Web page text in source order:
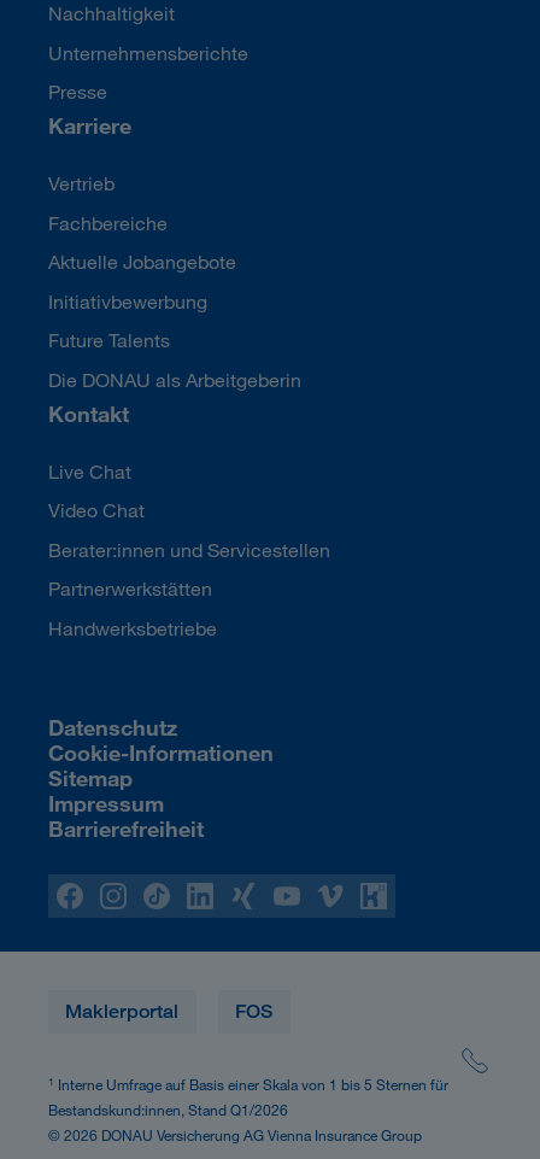
Maklerportal FOS
1 Interne Umfrage auf Basis einer Skala von 1 bis 5 Sternen für
Bestandskund:innen, Stand Q1/2026
© 2026 DONAU Versicherung AG Vienna Insurance Group
Nachhaltigkeit
Unternehmensberichte
Presse
Karriere
Vertrieb
Fachbereiche
Aktuelle Jobangebote
Initiativbewerbung
Future Talents
Die DONAU als Arbeitgeberin
Kontakt
Live Chat
Video Chat
Berater:innen und Servicestellen
Partnerwerkstätten
Handwerksbetriebe
Datenschutz
Cookie-Informationen
Sitemap
Impressum
Barrierefreiheit